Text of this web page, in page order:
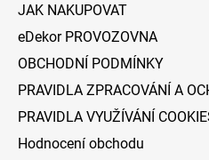
JAK NAKUPOVAT
eDekor PROVOZOVNA
OBCHODNÍ PODMÍNKY
PRAVIDLA ZPRACOVÁNÍ A
PRAVIDLA VYUŽÍVÁNÍ
Hodnocení obchodu